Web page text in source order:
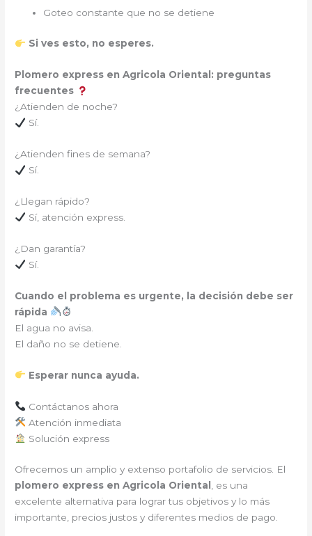
Goteo constante que no se detiene
Si ves esto, no esperes.
Plomero express en Agricola Oriental: preguntas
frecuentes
¿Atienden de noche?
Sí.
¿Atienden fines de semana?
Sí.
¿Llegan rápido?
Sí, atención express.
¿Dan garantía?
Sí.
Cuando el problema es urgente, la decisión debe ser
rápida
El agua no avisa.
El daño no se detiene.
Esperar nunca ayuda.
Contáctanos ahora
Atención inmediata
Solución express
Ofrecemos un amplio y extenso portafolio de servicios. El
plomero express en Agricola Oriental , es una
excelente alternativa para lograr tus objetivos y lo más
importante, precios justos y diferentes medios de pago.